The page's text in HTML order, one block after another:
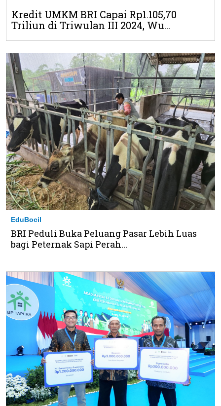
Kredit UMKM BRI Capai Rp1.105,70
Triliun di Triwulan III 2024, Wu...
EduBocil
BRI Peduli Buka Peluang Pasar Lebih Luas
bagi Peternak Sapi Perah...